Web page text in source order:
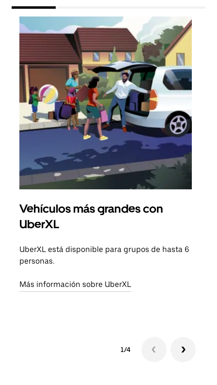
Vehículos más grandes con
UberXL
UberXL está disponible para grupos de hasta 6
personas.
Más información sobre UberXL
1/4